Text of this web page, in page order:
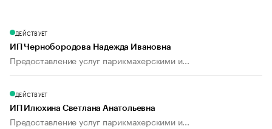
ДЕЙСТВУЕТ
ИП Чернобородова Надежда Ивановна
Предоставление услуг парикмахерскими и...
ДЕЙСТВУЕТ
ИП Илюхина Светлана Анатольевна
Предоставление услуг парикмахерскими и...